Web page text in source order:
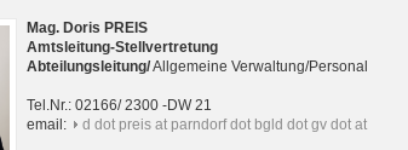
Mag. Doris PREIS
Amtsleitung-Stellvertretung
Abteilungsleitung/Allgemeine Verwaltung/Personal
Tel.Nr.: 02166/ 2300 -DW 21
email:
d dot preis at parndorf dot bgld dot gv dot at